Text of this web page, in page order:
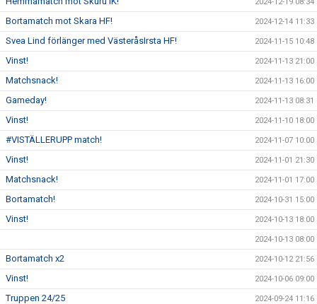
Bortamatch mot Skara HF! 2024-12-14 11:33
Svea Lind förlänger med VästeråsIrsta HF! 2024-11-15 10:48
Vinst! 2024-11-13 21:00
Matchsnack! 2024-11-13 16:00
Gameday! 2024-11-13 08:31
Vinst! 2024-11-10 18:00
#VISTÄLLERUPP match! 2024-11-07 10:00
Vinst! 2024-11-01 21:30
Matchsnack! 2024-11-01 17:00
Bortamatch! 2024-10-31 15:00
Vinst! 2024-10-13 18:00
2024-10-13 08:00
Bortamatch x2 2024-10-12 21:56
Vinst! 2024-10-06 09:00
Truppen 24/25 2024-09-24 11:16